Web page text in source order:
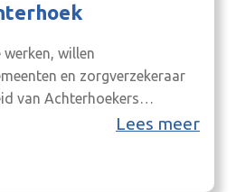
willen
en zorgverzekeraar
van Achterhoekers
slimmer organiseren.Lees meer